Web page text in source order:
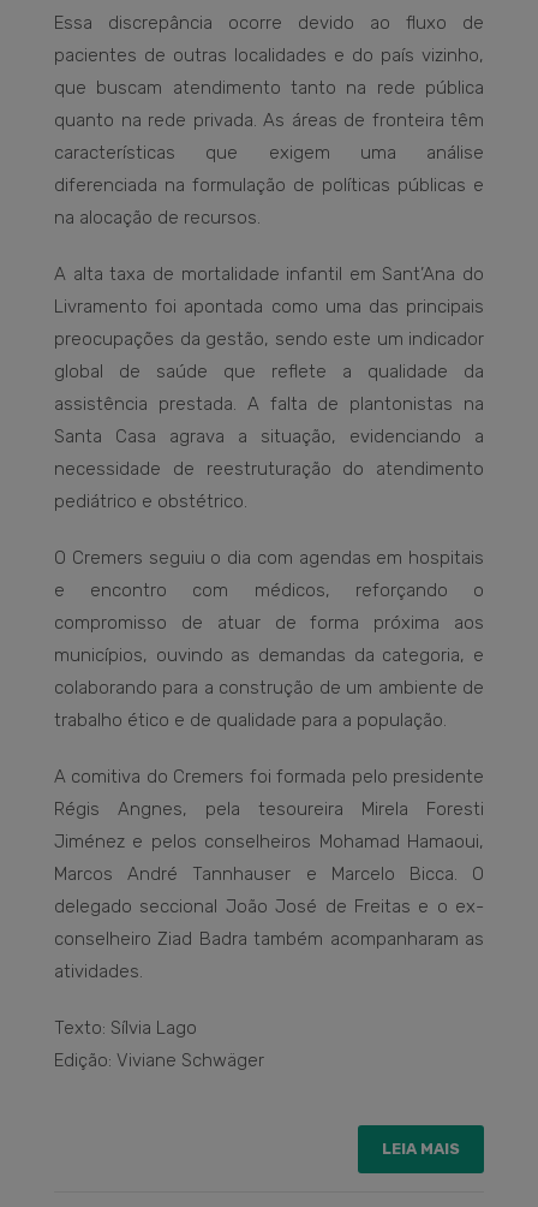
Essa discrepância ocorre devido ao fluxo de
pacientes de outras localidades e do país vizinho,
que buscam atendimento tanto na rede pública
quanto na rede privada. As áreas de fronteira têm
características que exigem uma análise
diferenciada na formulação de políticas públicas e
na alocação de recursos.
A alta taxa de mortalidade infantil em Sant’Ana do
Livramento foi apontada como uma das principais
preocupações da gestão, sendo este um indicador
global de saúde que reflete a qualidade da
assistência prestada. A falta de plantonistas na
Santa Casa agrava a situação, evidenciando a
necessidade de reestruturação do atendimento
pediátrico e obstétrico.
O Cremers seguiu o dia com agendas em hospitais
e encontro com médicos, reforçando o
compromisso de atuar de forma próxima aos
municípios, ouvindo as demandas da categoria, e
colaborando para a construção de um ambiente de
trabalho ético e de qualidade para a população.
A comitiva do Cremers foi formada pelo presidente
Régis Angnes, pela tesoureira Mirela Foresti
Jiménez e pelos conselheiros Mohamad Hamaoui,
Marcos André Tannhauser e Marcelo Bicca. O
delegado seccional João José de Freitas e o ex-
conselheiro Ziad Badra também acompanharam as
atividades.
Texto: Sílvia Lago
Edição: Viviane Schwäger
LEIA MAIS